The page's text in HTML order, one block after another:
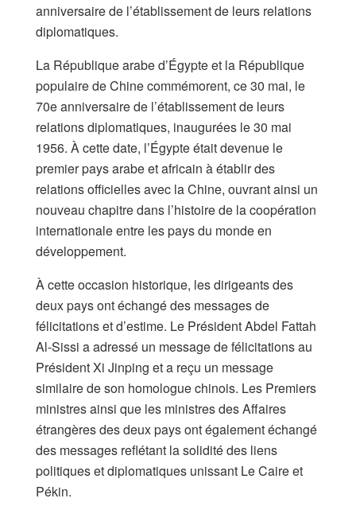
anniversaire de l’établissement de leurs relations
diplomatiques.
La République arabe d’Égypte et la République
populaire de Chine commémorent, ce 30 mai, le
70e anniversaire de l’établissement de leurs
relations diplomatiques, inaugurées le 30 mai
1956. À cette date, l’Égypte était devenue le
premier pays arabe et africain à établir des
relations officielles avec la Chine, ouvrant ainsi un
nouveau chapitre dans l’histoire de la coopération
internationale entre les pays du monde en
développement.
À cette occasion historique, les dirigeants des
deux pays ont échangé des messages de
félicitations et d’estime. Le Président Abdel Fattah
Al-Sissi a adressé un message de félicitations au
Président Xi Jinping et a reçu un message
similaire de son homologue chinois. Les Premiers
ministres ainsi que les ministres des Affaires
étrangères des deux pays ont également échangé
des messages reflétant la solidité des liens
politiques et diplomatiques unissant Le Caire et
Pékin.